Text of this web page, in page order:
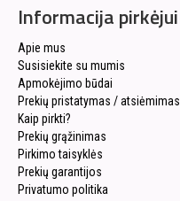
Informacija pirkėjui
Apie mus
Susisiekite su mumis
Apmokėjimo būdai
Prekių pristatymas / atsiėmimas
Kaip pirkti?
Prekių grąžinimas
Pirkimo taisyklės
Prekių garantijos
Privatumo politika